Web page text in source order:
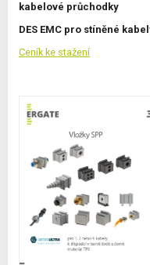
kabelové průchodky
DES EMC pro stíněné
Ceník ke stažení